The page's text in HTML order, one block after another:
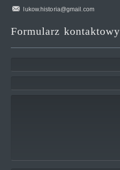
lukow.historia@gmail.com
Formularz kontaktowy